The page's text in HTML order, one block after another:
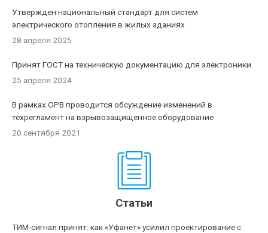
Утвержден национальный стандарт для систем
электрического отопления в жилых зданиях
28 апреля 2025
Принят ГОСТ на техническую документацию для электроники
25 апреля 2024
В рамках ОРВ проводится обсуждение изменений в
техрегламент на взрывозащищенное оборудование
20 сентября 2021
Статьи
ТИМ-сигнал принят: как «Уфанет» усилил проектирование с